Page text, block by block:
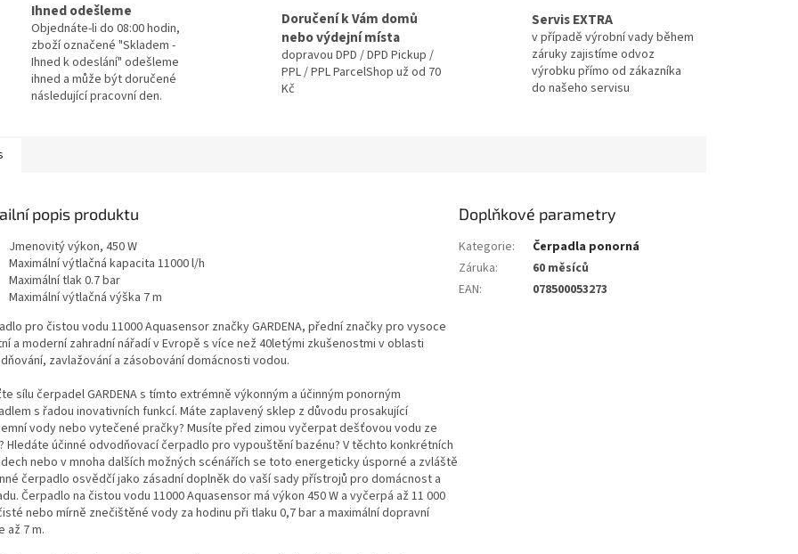
Ihned odešleme
Objednáte-li do 08:00 hodin,
zboží označené "Skladem -
Ihned k odeslání" odešleme
ihned a může být doručené
následující pracovní den.
Doručení k Vám domů
nebo výdejní místa
dopravou DPD / DPD Pickup /
PPL / PPL ParcelShop už od 70
Kč
Servis EXTRA
v případě výrobní vady během
záruky zajistíme odvoz
výrobku přímo od zákazníka
do našeho servisu
popis produktu
Jmenovitý výkon, 450 W
Maximální výtlačná kapacita 11000 l/h
Maximální tlak 0.7 bar
Maximální výtlačná výška 7 m
pro čistou vodu 11000 Aquasensor značky GARDENA, přední značky pro vysoce
a moderní zahradní nářadí v Evropě s více než 40letými zkušenostmi v oblasti
zavlažování a zásobování domácnosti vodou.
sílu čerpadel GARDENA s tímto extrémně výkonným a účinným ponorným
s řadou inovativních funkcí. Máte zaplavený sklep z důvodu prosakující
vody nebo vytečené pračky? Musíte před zimou vyčerpat dešťovou vodu ze
Hledáte účinné odvodňovací čerpadlo pro vypouštění bazénu? V těchto konkrétních
nebo v mnoha dalších možných scénářích se toto energeticky úsporné a zvláště
čerpadlo osvědčí jako zásadní doplněk do vaší sady přístrojů pro domácnost a
Čerpadlo na čistou vodu 11000 Aquasensor má výkon 450 W a vyčerpá až 11 000
nebo mírně znečištěné vody za hodinu při tlaku 0,7 bar a maximální dopravní
až 7 m.
Doplňkové parametry
Kategorie:
Čerpadla ponorná
Záruka:
60 měsíců
EAN: 078500053273